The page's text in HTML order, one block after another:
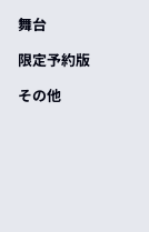
舞台
限定予約版
その他